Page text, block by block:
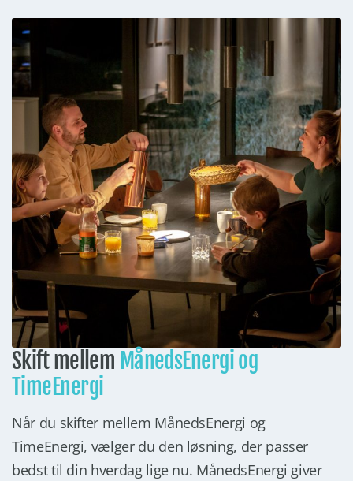
Skift mellem MånedsEnergi og
TimeEnergi
Når du skifter mellem MånedsEnergi og
TimeEnergi, vælger du den løsning, der passer
bedst til din hverdag lige nu. MånedsEnergi giver